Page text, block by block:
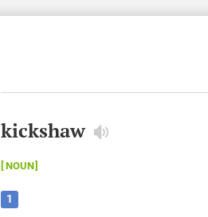
kickshaw
NOUN
1